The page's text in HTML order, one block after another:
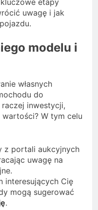
etapy
uwagę i jak
pojazdu.
modelu i
własnych
do
inwestycji,
W tym celu
z portali aukcyjnych
uwagę na
interesujących Cię
mogą sugerować
.